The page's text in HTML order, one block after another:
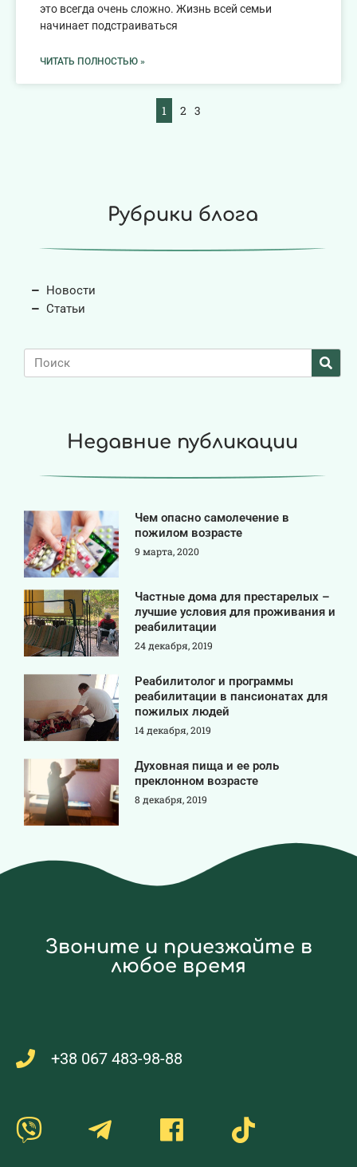
это всегда очень сложно. Жизнь всей семьи
начинает подстраиваться
ЧИТАТЬ ПОЛНОСТЬЮ »
1 2 3
Рубрики блога
Новости
Статьи
Недавние публикации
Чем опасно самолечение в
пожилом возрасте
9 марта, 2020
Частные дома для престарелых –
лучшие условия для проживания и
реабилитации
24 декабря, 2019
Реабилитолог и программы
реабилитации в пансионатах для
пожилых людей
14 декабря, 2019
Духовная пища и ее роль
преклонном возрасте
8 декабря, 2019
Звоните и приезжайте в
любое время
+38 067 483-98-88